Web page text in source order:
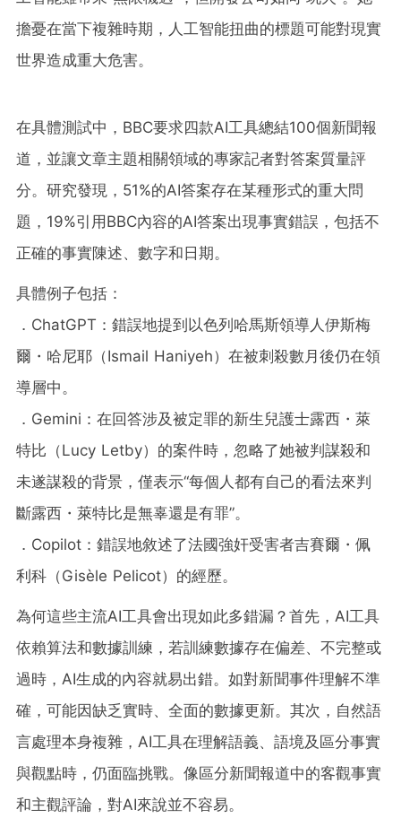
擔憂在當下複雜時期，人工智能扭曲的標題可能對現實
世界造成重大危害。
在具體測試中，BBC要求四款AI工具總結100個新聞報
道，並讓文章主題相關領域的專家記者對答案質量評
分。研究發現，51%的AI答案存在某種形式的重大問
題，19%引用BBC內容的AI答案出現事實錯誤，包括不
正確的事實陳述、數字和日期。
具體例子包括：
．ChatGPT：錯誤地提到以色列哈馬斯領導人伊斯梅
爾・哈尼耶（Ismail Haniyeh）在被刺殺數月後仍在領
導層中。
．Gemini：在回答涉及被定罪的新生兒護士露西・萊
特比（Lucy Letby）的案件時，忽略了她被判謀殺和
未遂謀殺的背景，僅表示“每個人都有自己的看法來判
斷露西・萊特比是無辜還是有罪”。
．Copilot：錯誤地敘述了法國強奸受害者吉賽爾・佩
利科（Gisèle Pelicot）的經歷。
為何這些主流AI工具會出現如此多錯漏？首先，AI工具
依賴算法和數據訓練，若訓練數據存在偏差、不完整或
過時，AI生成的內容就易出錯。如對新聞事件理解不準
確，可能因缺乏實時、全面的數據更新。其次，自然語
言處理本身複雜，AI工具在理解語義、語境及區分事實
與觀點時，仍面臨挑戰。像區分新聞報道中的客觀事實
和主觀評論，對AI來說並不容易。